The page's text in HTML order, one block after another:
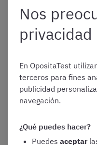
Situación
Evaluad sitenéis
vuestros gastos
Nos
privacidad
En OpositaTest
terceros para fines
publicidad
navegación.
¿Qué puedes hacer?
Puedes aceptar